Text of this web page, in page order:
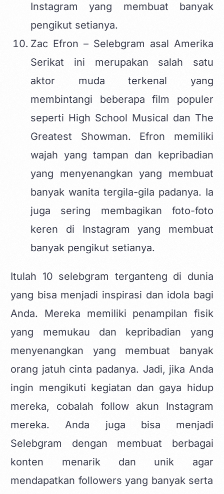
Instagram yang membuat banyak
pengikut setianya.
Zac Efron – Selebgram asal Amerika
Serikat ini merupakan salah satu
aktor muda terkenal yang
membintangi beberapa film populer
seperti High School Musical dan The
Greatest Showman. Efron memiliki
wajah yang tampan dan kepribadian
yang menyenangkan yang membuat
banyak wanita tergila-gila padanya. Ia
juga sering membagikan foto-foto
keren di Instagram yang membuat
banyak pengikut setianya.
Itulah 10 selebgram terganteng di dunia
yang bisa menjadi inspirasi dan idola bagi
Anda. Mereka memiliki penampilan fisik
yang memukau dan kepribadian yang
menyenangkan yang membuat banyak
orang jatuh cinta padanya. Jadi, jika Anda
ingin mengikuti kegiatan dan gaya hidup
mereka, cobalah follow akun Instagram
mereka. Anda juga bisa menjadi
Selebgram dengan membuat berbagai
konten menarik dan unik agar
mendapatkan followers yang banyak serta